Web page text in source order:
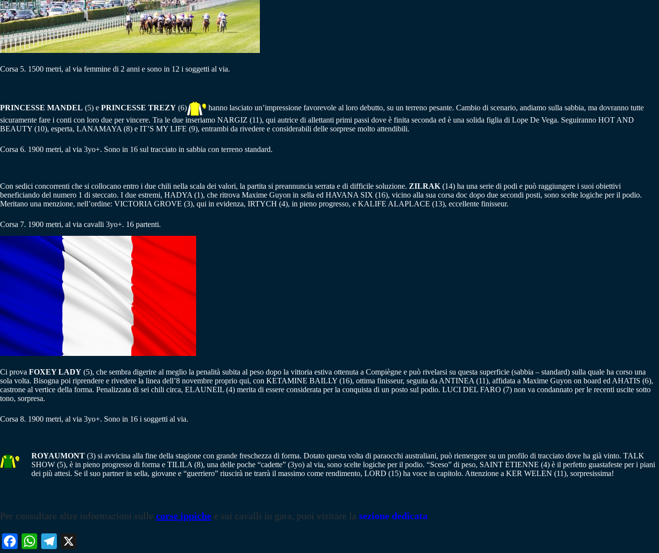
Corsa 5. 1500 metri, al via femmine di 2 anni e sono in 12 i soggetti al via.
PRINCESSE MANDEL (5) e PRINCESSE TREZY (6)
hanno lasciato un’impressione favorevole al loro debutto, su un terreno pesante. Cambio di scenario, andiamo sulla sabbia, ma dovranno tutte
sicuramente fare i conti con loro due per vincere. Tra le due inseriamo NARGIZ (11), qui autrice di allettanti primi passi dove è finita seconda ed è una solida figlia di Lope De Vega. Seguiranno HOT AND
BEAUTY (10), esperta, LANAMAYA (8) e IT’S MY LIFE (9), entrambi da rivedere e considerabili delle sorprese molto attendibili.
Corsa 6. 1900 metri, al via 3yo+. Sono in 16 sul tracciato in sabbia con terreno standard.
Con sedici concorrenti che si collocano entro i due chili nella scala dei valori, la partita si preannuncia serrata e di difficile soluzione. ZILRAK (14) ha una serie di podi e può raggiungere i suoi obiettivi
beneficiando del numero 1 di steccato. I due estremi, HADYA (1), che ritrova Maxime Guyon in sella ed HAVANA SIX (16), vicino alla sua corsa doc dopo due secondi posti, sono scelte logiche per il podio.
Meritano una menzione, nell’ordine: VICTORIA GROVE (3), qui in evidenza, IRTYCH (4), in pieno progresso, e KALIFE ALAPLACE (13), eccellente finisseur.
Corsa 7. 1900 metri, al via cavalli 3yo+. 16 partenti.
Ci prova FOXEY LADY (5), che sembra digerire al meglio la penalità subita al peso dopo la vittoria estiva ottenuta a Compiègne e può rivelarsi su questa superficie (sabbia – standard) sulla quale ha corso una
sola volta. Bisogna poi riprendere e rivedere la linea dell’8 novembre proprio qui, con KETAMINE BAILLY (16), ottima finisseur, seguita da ANTINEA (11), affidata a Maxime Guyon on board ed AHATIS ​​(6),
castrone al vertice della forma. Penalizzata di sei chili circa, ELAUNEIL (4) merita di essere considerata per la conquista di un posto sul podio. LUCI DEL FARO (7) non va condannato per le recenti uscite sotto
tono, sorpresa.
Corsa 8. 1900 metri, al via 3yo+. Sono in 16 i soggetti al via.
ROYAUMONT (3) si avvicina alla fine della stagione con grande freschezza di forma. Dotato questa volta di paraocchi australiani, può riemergere su un profilo di tracciato dove ha già vinto. TALK
SHOW (5), è in pieno progresso di forma e TILILA (8), una delle poche “cadette” (3yo) al via, sono scelte logiche per il podio. “Sceso” di peso, SAINT ETIENNE (4) è il perfetto guastafeste per i piani
dei più attesi. Se il suo partner in sella, giovane e “guerriero” riuscirà ne trarrà il massimo come rendimento, LORD (15) ha voce in capitolo. Attenzione a KER WELEN (11), sorpresissima!
Per consultare altre informazioni sulle corse ippiche e sui cavalli in gara, puoi visitare la sezione dedicata
Fa W
Te